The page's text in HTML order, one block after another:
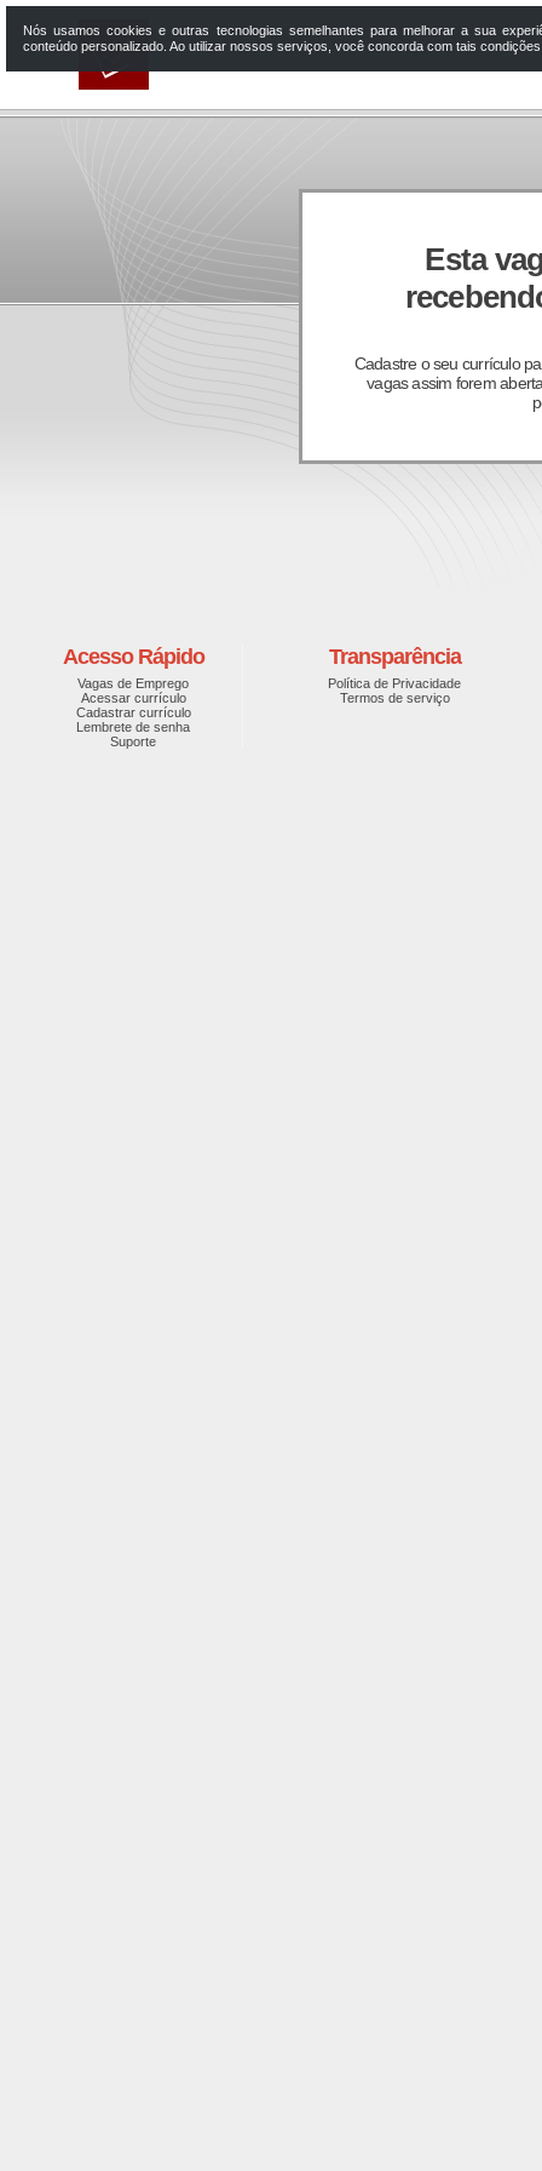
Esta
Cadastre o seu currículo
vagas assim forem
Acesso Rápido
Vagas de Emprego
Acessar currículo
Cadastrar currículo
Lembrete de senha
Suporte
Transparência
Política de Privacidade
Termos de serviço
Nós usamos cookies e outras tecnologias semelhantes para melhorar a sua
conteúdo personalizado. Ao utilizar nossos serviços, você concorda com tais